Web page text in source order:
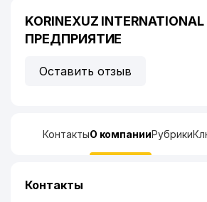
KORINEXUZ
ПРЕДПРИЯТИЕ
Оставить отзыв
КонтактыО компанииРубрики
Контакты